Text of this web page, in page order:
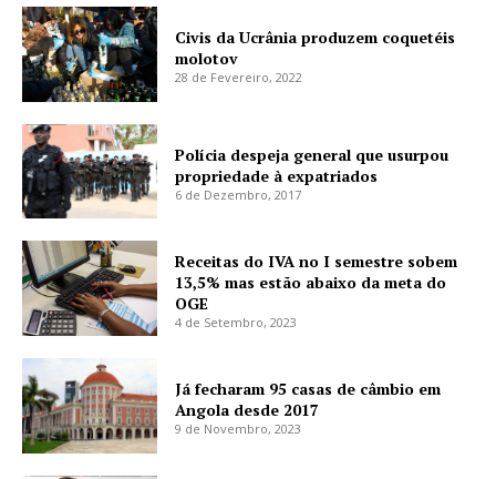
Civis da Ucrânia produzem coquetéis
molotov
28 de Fevereiro, 2022
Polícia despeja general que usurpou
propriedade à expatriados
6 de Dezembro, 2017
Receitas do IVA no I semestre sobem
13,5% mas estão abaixo da meta do
OGE
4 de Setembro, 2023
Já fecharam 95 casas de câmbio em
Angola desde 2017
9 de Novembro, 2023